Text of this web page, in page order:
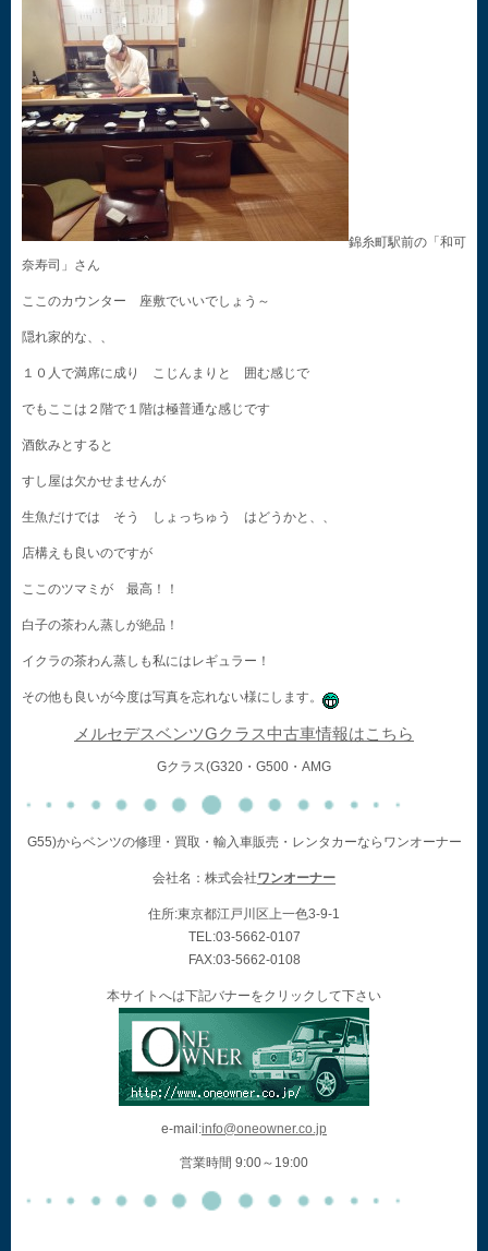
錦糸町駅前の「和可
奈寿司」さん
ここのカウンター 座敷でいいでしょう～
隠れ家的な、、
１０人で満席に成り こじんまりと 囲む感じで
でもここは２階で１階は極普通な感じです
酒飲みとすると
すし屋は欠かせませんが
生魚だけでは そう しょっちゅう はどうかと、、
店構えも良いのですが
ここのツマミが 最高！！
白子の茶わん蒸しが絶品！
イクラの茶わん蒸しも私にはレギュラー！
その他も良いが今度は写真を忘れない様にします。
メルセデスベンツGクラス中古車情報はこちら
Gクラス(G320・G500・AMG
G55)からベンツの修理・買取・輸入車販売・レンタカーならワンオーナー
会社名：株式会社ワンオーナー
住所:東京都江戸川区上一色3-9-1
TEL:03-5662-0107
FAX:03-5662-0108
本サイトへは下記バナーをクリックして下さい
e-mail:info@oneowner.co.jp
営業時間 9:00～19:00